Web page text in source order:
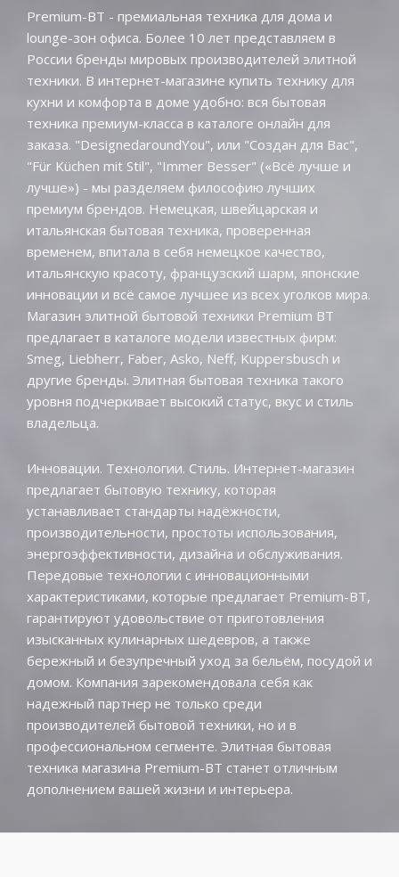
Premium-BT - премиальная техника для дома и
lounge-зон офиса. Более 10 лет представляем в
России бренды мировых производителей элитной
техники. В интернет-магазине купить технику для
кухни и комфорта в доме удобно: вся бытовая
техника премиум-класса в каталоге онлайн для
заказа. "DesignedaroundYou", или "Создан для Вас",
"Für Küchen mit Stil", "Immer Besser" («Всё лучше и
лучше») - мы разделяем философию лучших
премиум брендов. Немецкая, швейцарская и
итальянская бытовая техника, проверенная
временем, впитала в себя немецкое качество,
итальянскую красоту, французский шарм, японские
инновации и всё самое лучшее из всех уголков мира.
Магазин элитной бытовой техники Premium BT
предлагает в каталоге модели известных фирм:
Smeg, Liebherr, Faber, Asko, Neff, Kuppersbusch и
другие бренды. Элитная бытовая техника такого
уровня подчеркивает высокий статус, вкус и стиль
владельца.
Инновации. Технологии. Стиль. Интернет-магазин
предлагает бытовую технику, которая
устанавливает стандарты надёжности,
производительности, простоты использования,
энергоэффективности, дизайна и обслуживания.
Передовые технологии с инновационными
характеристиками, которые предлагает Premium-BT,
гарантируют удовольствие от приготовления
изысканных кулинарных шедевров, а также
бережный и безупречный уход за бельём, посудой и
домом. Компания зарекомендовала себя как
надежный партнер не только среди
производителей бытовой техники, но и в
профессиональном сегменте. Элитная бытовая
техника магазина Premium-BT станет отличным
дополнением вашей жизни и интерьера.